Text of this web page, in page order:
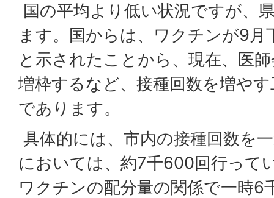
国の平均より低い状況ですが、
ます。国からは、ワクチンが9月
と示されたことから、現在、医
増枠するなど、接種回数を増や
であります。
具体的には、市内の接種回数を
においては、約7千600回行って
ワクチンの配分量の関係で一時6